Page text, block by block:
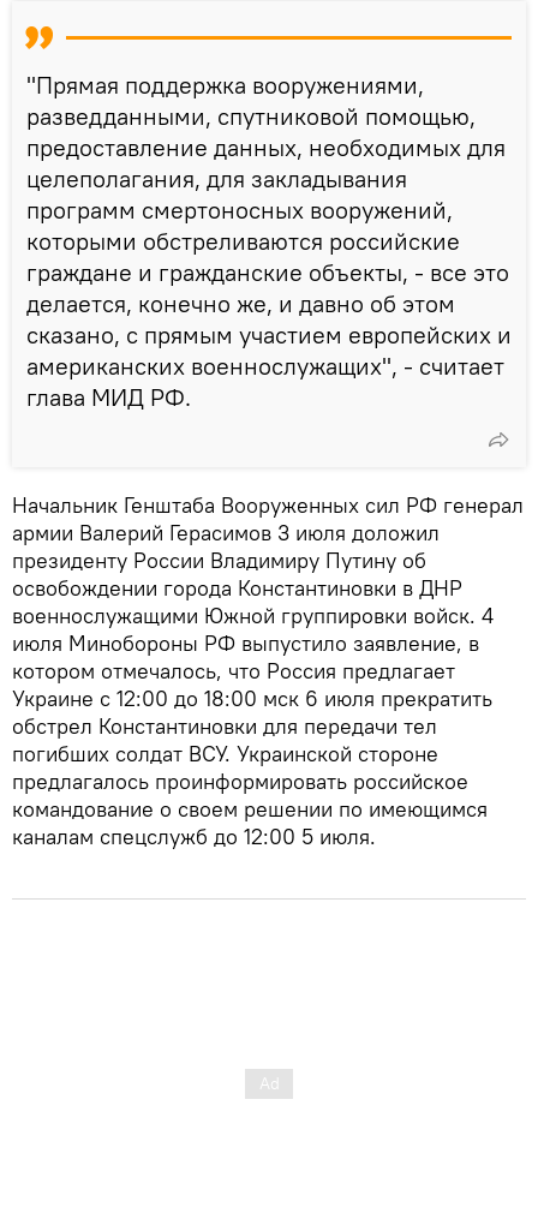
"Прямая поддержка вооружениями,
разведданными, спутниковой помощью,
предоставление данных, необходимых для
целеполагания, для закладывания
программ смертоносных вооружений,
которыми обстреливаются российские
граждане и гражданские объекты, - все это
делается, конечно же, и давно об этом
сказано, с прямым участием европейских и
американских военнослужащих", - считает
глава МИД РФ.
Начальник Генштаба Вооруженных сил РФ генерал
армии Валерий Герасимов 3 июля доложил
президенту России Владимиру Путину об
освобождении города Константиновки в ДНР
военнослужащими Южной группировки войск. 4
июля Минобороны РФ выпустило заявление, в
котором отмечалось, что Россия предлагает
Украине с 12:00 до 18:00 мск 6 июля прекратить
обстрел Константиновки для передачи тел
погибших солдат ВСУ. Украинской стороне
предлагалось проинформировать российское
командование о своем решении по имеющимся
каналам спецслужб до 12:00 5 июля.